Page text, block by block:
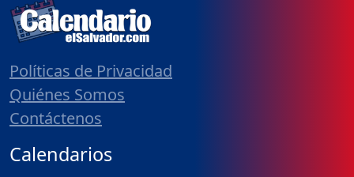
Políticas de Privacidad
Quiénes Somos
Contáctenos
Calendarios